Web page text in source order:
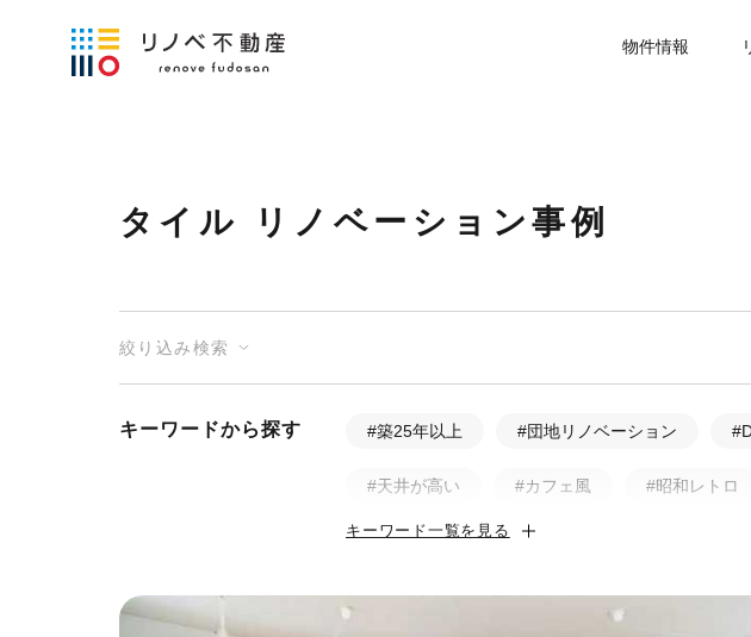
物件情報
タイル リノベーション事例
絞り込み検索
キーワードから探す #築25年以上 #団地リノベーション
#天井が高い #カフェ風 #昭和レトロ
#ハンモック #コンクリート壁
#自転車収納 #作り付けの家具 #あえ
キーワード一覧を見る